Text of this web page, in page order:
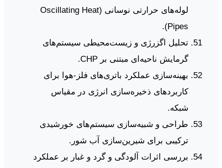
لوله‌های حرارتی نوسانی (Oscillating Heat
Pipes).
تحلیل اگزرژی و زیست‌محیطی سیستم‌های
گرمایش ناحیه‌ای مبتنی بر CHP.
بهینه‌سازی عملکرد باتری‌های فلز-هوا برای
کاربردهای ذخیره‌سازی انرژی در مقیاس
شبکه.
طراحی و شبیه‌سازی سیستم‌های خورشیدی
ترکیبی برای شیرین‌سازی آب شور.
بررسی اثرات آلودگی و گرد و غبار بر عملکرد